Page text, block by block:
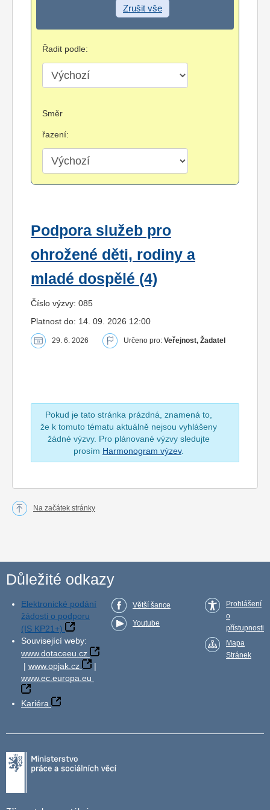
Zrušit vše
Řadit podle:
Směr
řazení:
Podpora služeb pro
ohrožené děti, rodiny a
mladé dospělé (4)
Číslo výzvy: 085
Platnost do: 14. 09. 2026 12:00
29. 6. 2026 Určeno pro: Veřejnost, Žadatel
Pokud je tato stránka prázdná, znamená to,
že k tomuto tématu aktuálně nejsou vyhlášeny
žádné výzvy. Pro plánované výzvy sledujte
prosím Harmonogram výzev.
Na začátek stránky
Důležité odkazy
Elektronické podání
žádosti o podporu
(IS KP21+)
Související weby:
www.dotaceeu.cz
| www.opjak.cz
|
www.ec.europa.eu
Kariéra
Větší šance
Youtube
Prohlášení
o
přístupnosti
Mapa
Stránek